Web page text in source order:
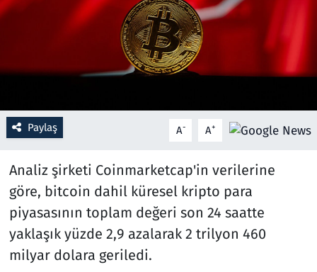
Paylaş A- A+
Analiz şirketi Coinmarketcap'in verilerine
göre, bitcoin dahil küresel kripto para
piyasasının toplam değeri son 24 saatte
yaklaşık yüzde 2,9 azalarak 2 trilyon 460
milyar dolara geriledi.
Resmi İlanlar
Savunma Sanayi
Seçim 2023
Spor
Teknoloji ve Bilim